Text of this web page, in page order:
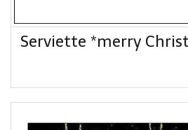
Serviette *merry